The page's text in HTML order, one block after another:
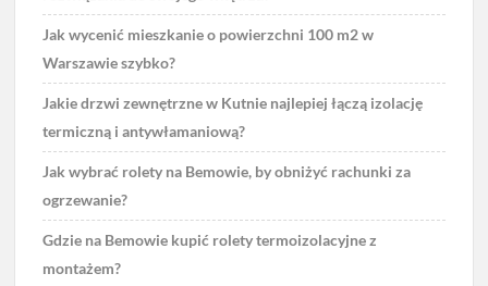
Jak wycenić mieszkanie o powierzchni 100 m2 w
Warszawie szybko?
Jakie drzwi zewnętrzne w Kutnie najlepiej łączą izolację
termiczną i antywłamaniową?
Jak wybrać rolety na Bemowie, by obniżyć rachunki za
ogrzewanie?
Gdzie na Bemowie kupić rolety termoizolacyjne z
montażem?